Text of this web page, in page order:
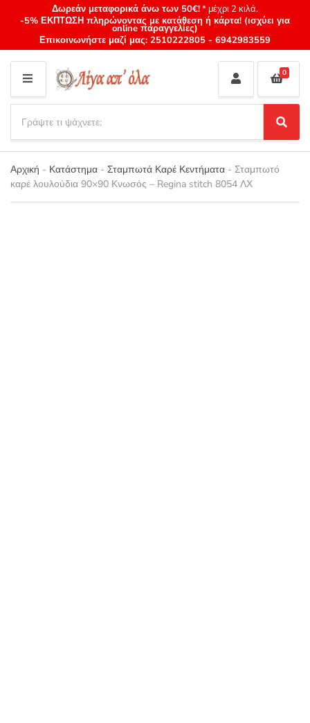
Δωρεάν μεταφορικά άνω των 50€!* μέχρι 2 κιλά.
-5% ΕΚΠΤΩΣΗ πληρώνοντας με κατάθεση ή κάρτα! (ισχύει για
online παραγγελίες)
Επικοινωνήστε μαζί μας: 2510222805 - 6942983559
M
E
N
U
Category
name
a
r
c
h
p
S
e
a
0
Αρχική - Κατάστημα - Σταμπωτά Καρέ Κεντήματα - Σταμπωτό
καρέ λουλούδια 90×90 Κνωσός – Regina stitch 8054 ΛΧ